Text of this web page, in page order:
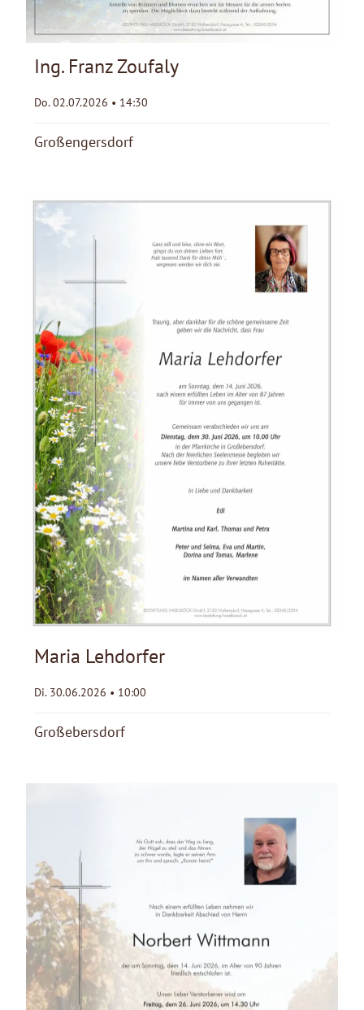
Ing. Franz Zoufaly
Do. 02.07.2026 • 14:30
Großengersdorf
Maria Lehdorfer
Di. 30.06.2026 • 10:00
Großebersdorf